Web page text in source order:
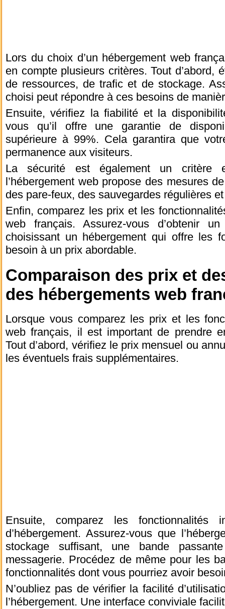
Lors du choix d’un hébergement web
en compte plusieurs critères. Tout d’abord,
de ressources, de trafic et de stockage.
choisi peut répondre à ces besoins de
Ensuite, vérifiez la fiabilité et la
vous qu’il offre une garantie de
supérieure à 99%. Cela garantira que
permanence aux visiteurs.
La sécurité est également un critère
l’hébergement web propose des mesures
des pare-feux, des sauvegardes régulières
Enfin, comparez les prix et les
web français. Assurez-vous d’obtenir
choisissant un hébergement qui offre les
besoin à un prix abordable.
Comparaison des prix et
des hébergements web
Lorsque vous comparez les prix et les
web français, il est important de prendre
Tout d’abord, vérifiez le prix mensuel ou
les éventuels frais supplémentaires.
Ensuite, comparez les fonctionnalités
d’hébergement. Assurez-vous que
stockage suffisant, une bande
messagerie. Procédez de même pour les
fonctionnalités dont vous pourriez avoir
N’oubliez pas de vérifier la facilité
l’hébergement. Une interface conviviale